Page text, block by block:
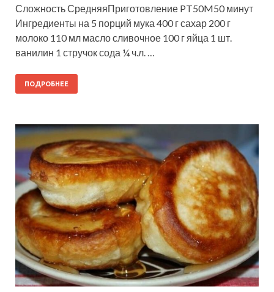
Сложность СредняяПриготовление PT50M50 минут
Ингредиенты на 5 порций мука 400 г сахар 200 г
молоко 110 мл масло сливочное 100 г яйца 1 шт.
ванилин 1 стручок сода ¼ ч.л. …
ПОДРОБНЕЕ